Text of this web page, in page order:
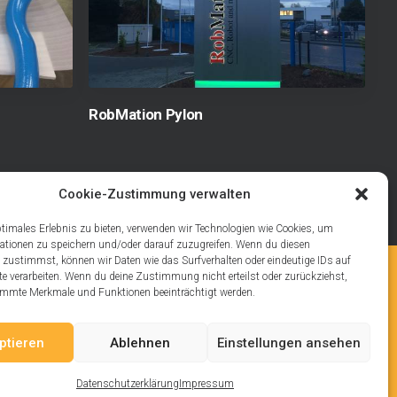
Cookie-Zustimmung verwalten
Erlebnis zu bieten, verwenden wir Technologien wie Cookies, um
zu speichern und/oder darauf zuzugreifen. Wenn du diesen
zustimmst, können wir Daten wie das Surfverhalten oder eindeutige IDs auf
verarbeiten. Wenn du deine Zustimmung nicht erteilst oder zurückziehst,
Merkmale und Funktionen beeinträchtigt werden.
Ablehnen Einstellungen ansehen
Datenschutzerklärung Impressum
RobMation Pylon
Folge uns auch auf